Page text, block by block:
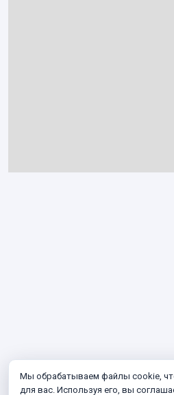
Мы обрабатываем файлы cookie,
для вас. Используя его, вы